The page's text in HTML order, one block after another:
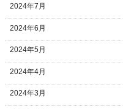
2024年7月
2024年6月
2024年5月
2024年4月
2024年3月